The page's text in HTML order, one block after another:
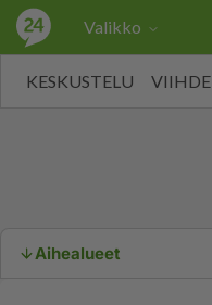
Valikko
KESKUSTELU VIIHDE
Aihealueet